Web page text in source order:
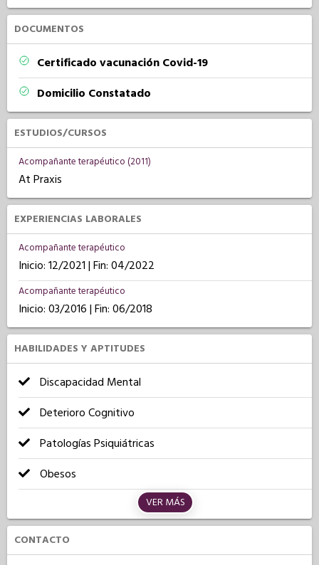
DOCUMENTOS
Certificado vacunación Covid-19
Domicilio Constatado
ESTUDIOS/CURSOS
Acompañante terapéutico (2011)
At Praxis
EXPERIENCIAS LABORALES
Acompañante terapéutico
Inicio: 12/2021 | Fin: 04/2022
Acompañante terapéutico
Inicio: 03/2016 | Fin: 06/2018
HABILIDADES Y APTITUDES
Discapacidad Mental
Deterioro Cognitivo
Patologías Psiquiátricas
Obesos
VER MÁS
CONTACTO